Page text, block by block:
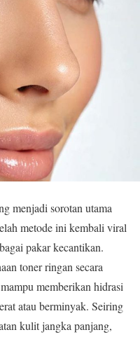
menjadi sorotan utama
metode ini kembali viral
pakar kecantikan.
toner ringan secara
memberikan hidrasi
atau berminyak. Seiring
kulit jangka panjang,